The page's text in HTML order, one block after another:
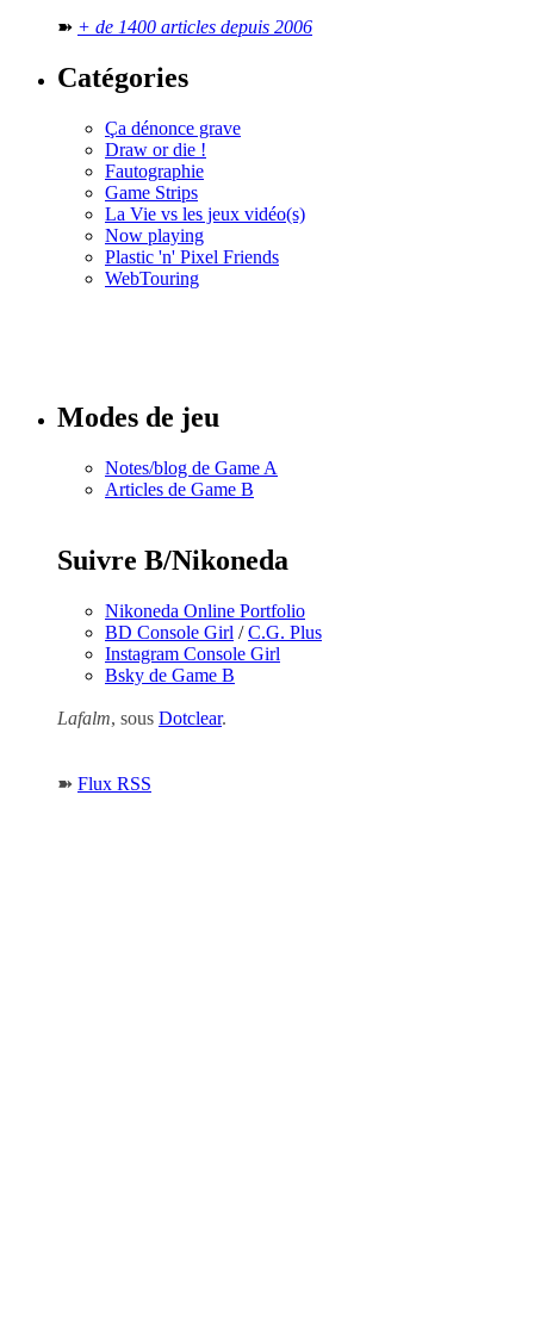
➽ + de 1400 articles depuis 2006
Catégories
Ça dénonce grave
Draw or die !
Fautographie
Game Strips
La Vie vs les jeux vidéo(s)
Now playing
Plastic 'n' Pixel Friends
WebTouring
Modes de jeu
Notes/blog de Game A
Articles de Game B
Suivre B/Nikoneda
Nikoneda Online Portfolio
BD Console Girl /C.G. Plus
Instagram Console Girl
Bsky de Game B
Lafalm, sous Dotclear.
➽ Flux RSS